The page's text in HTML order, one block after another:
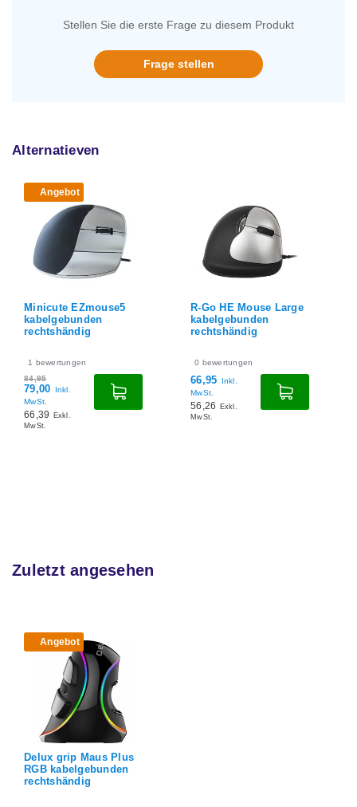
Stellen Sie die erste Frage zu diesem Produkt
Frage stellen
Alternatieven
Angebot
Minicute EZmouse5
kabelgebunden
rechtshändig
1 bewertungen
84,95
79,00
Inkl.
MwSt.
66,39
Exkl.
MwSt.
R-Go HE Mouse Large
kabelgebunden
rechtshändig
0 bewertungen
66,95
Inkl.
MwSt.
56,26
Exkl.
MwSt.
Zuletzt angesehen
Angebot
Delux grip Maus Plus
RGB kabelgebunden
rechtshändig